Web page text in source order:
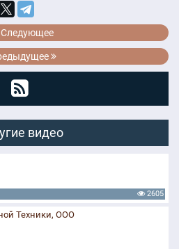
видео
2605
Техники, ООО